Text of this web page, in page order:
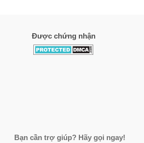
Được chứng nhận
Bạn cần trợ giúp? Hãy gọi ngay!